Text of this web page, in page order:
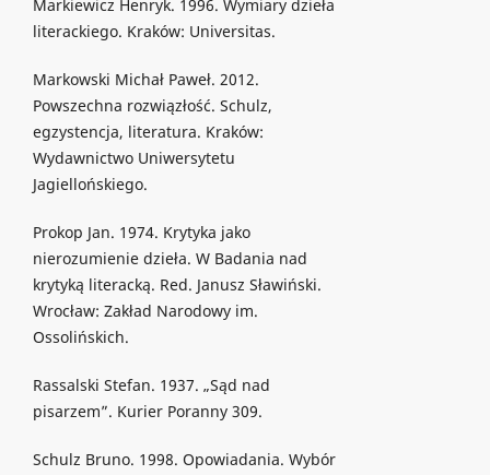
Markiewicz Henryk. 1996. Wymiary dzieła
literackiego. Kraków: Universitas.
Markowski Michał Paweł. 2012.
Powszechna rozwiązłość. Schulz,
egzystencja, literatura. Kraków:
Wydawnictwo Uniwersytetu
Jagiellońskiego.
Prokop Jan. 1974. Krytyka jako
nierozumienie dzieła. W Badania nad
krytyką literacką. Red. Janusz Sławiński.
Wrocław: Zakład Narodowy im.
Ossolińskich.
Rassalski Stefan. 1937. „Sąd nad
pisarzem”. Kurier Poranny 309.
Schulz Bruno. 1998. Opowiadania. Wybór